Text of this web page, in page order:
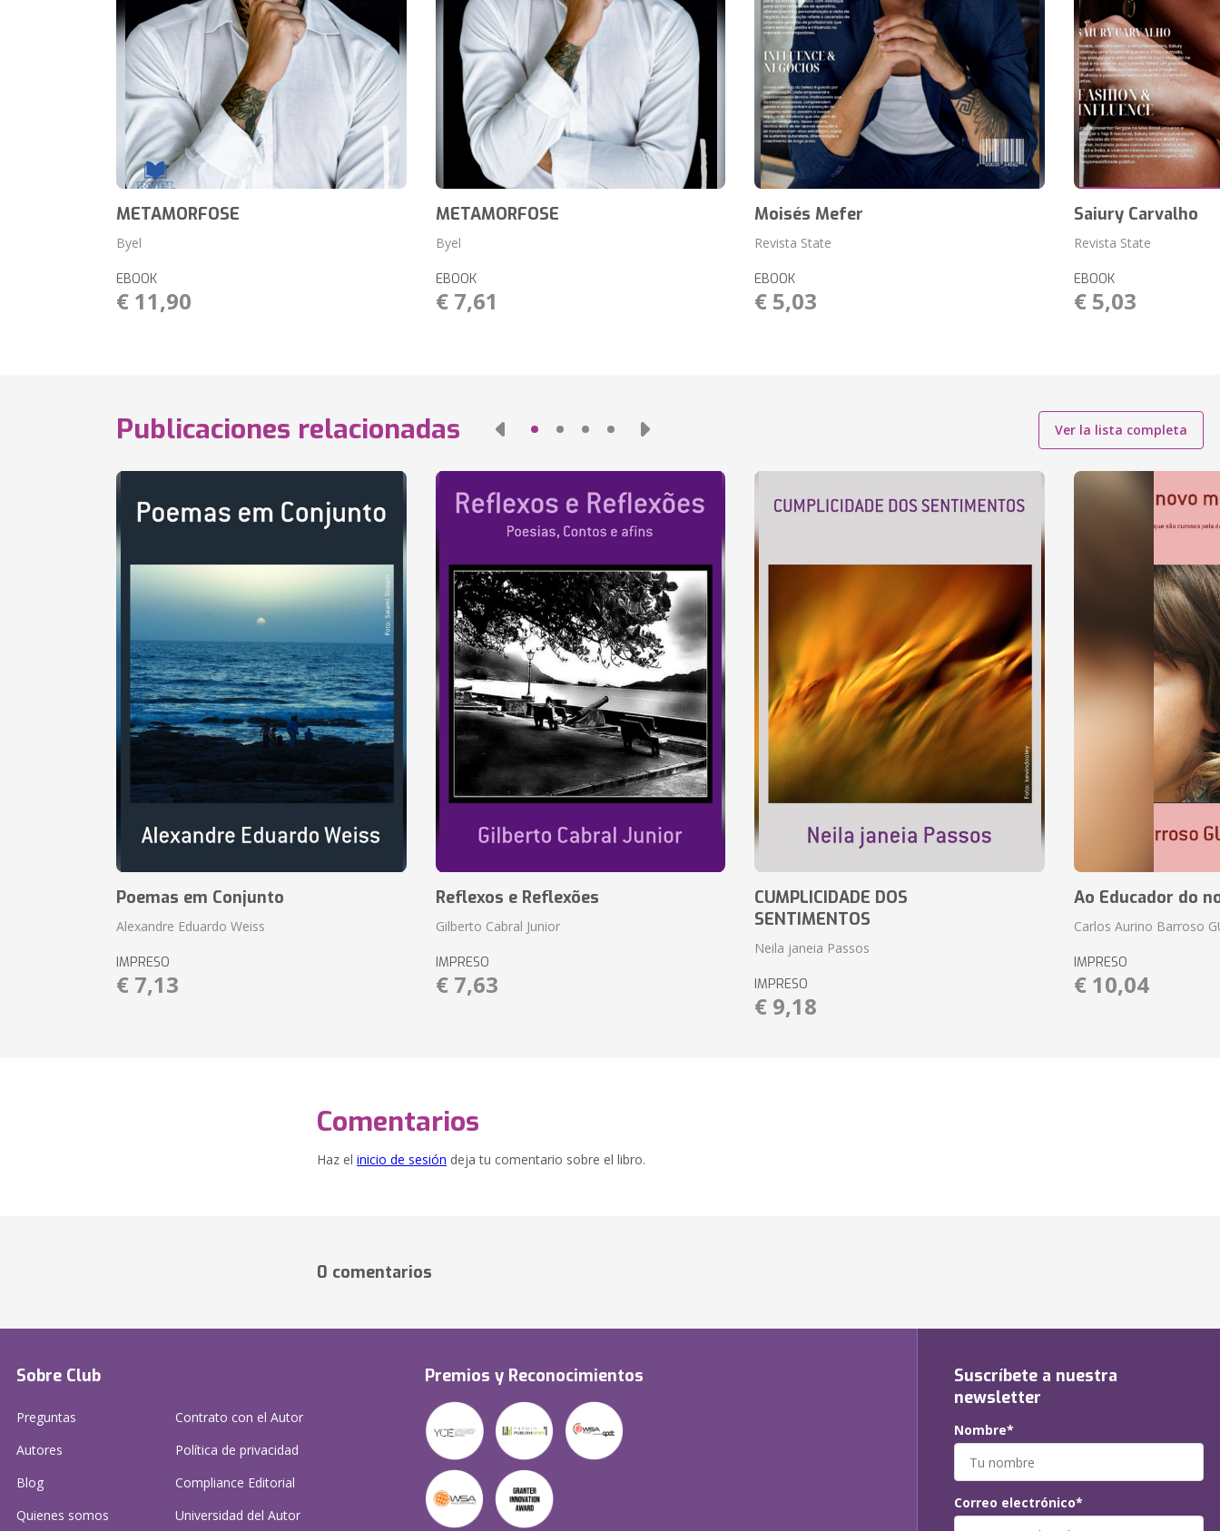
METAMORFOSE
Byel
EBOOK
€ 11,90
METAMORFOSE
Byel
EBOOK
€ 7,61
Moisés Mefer
Revista State
EBOOK
€ 5,03
Saiury Carvalho
Revista State
EBOOK
€ 5,03
Publicaciones relacionadas Ver la lista completa
Poemas em Conjunto
Alexandre Eduardo Weiss
IMPRESO
€ 7,13
Reflexos e Reflexões
Gilberto Cabral Junior
IMPRESO
€ 7,63
CUMPLICIDADE DOS
SENTIMENTOS
Neila janeia Passos
IMPRESO
€ 9,18
Ao Educador do
Carlos Aurino Barroso
IMPRESO
€ 10,04
Comentarios
Haz el inicio de sesión deja tu comentario sobre el libro.
0 comentarios
Sobre Club
Preguntas
Autores
Blog
Quienes somos
Contrato con el Autor
Política de privacidad
Compliance Editorial
Universidad del Autor
Premios y Reconocimientos
Suscríbete a nuestra
newsletter
Nombre*
Correo electrónico*